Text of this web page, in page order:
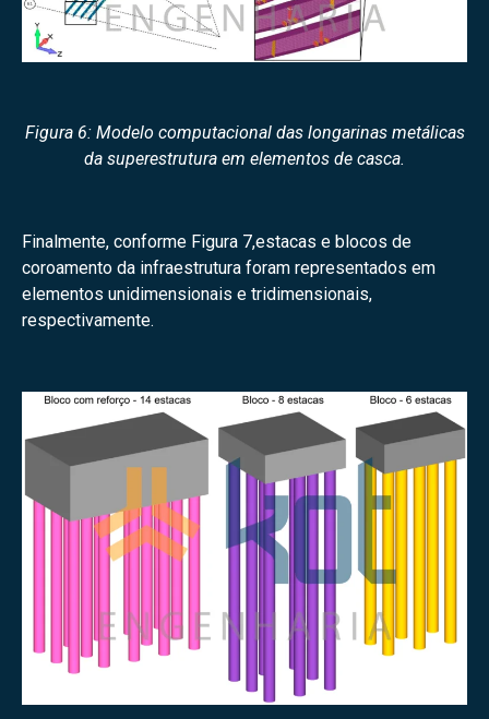
Figura 6: Modelo computacional das longarinas metálicas
da superestrutura em elementos de casca.
Finalmente, conforme Figura 7,estacas e blocos de
coroamento da infraestrutura foram representados em
elementos unidimensionais e tridimensionais,
respectivamente.